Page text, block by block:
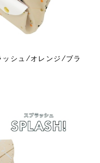
ッシュ/オレンジ/ブラ